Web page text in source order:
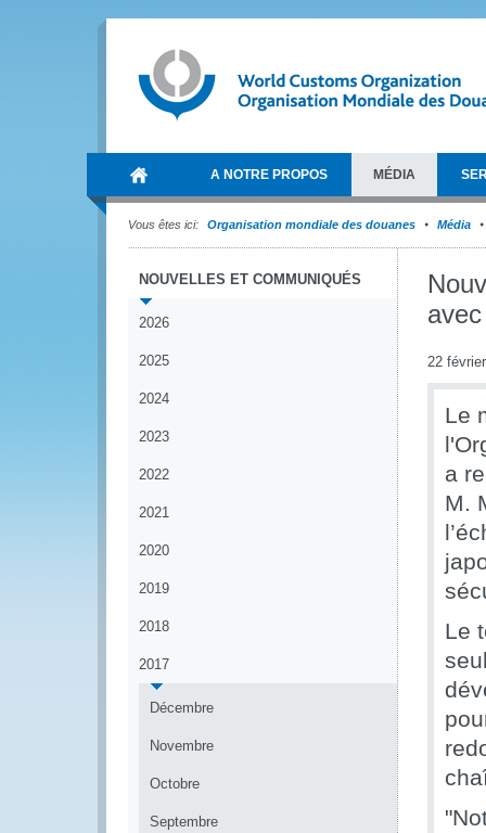
A NOTRE PROPOS MÉDIA
Vous êtes ici: Organisation mondiale des douanes Média
NOUVELLES ET COMMUNIQUÉS
2026
2025
2024
2023
2022
2021
2020
2019
2018
2017
Décembre
Novembre
Octobre
Septembre
22
Le
a
M.
Le